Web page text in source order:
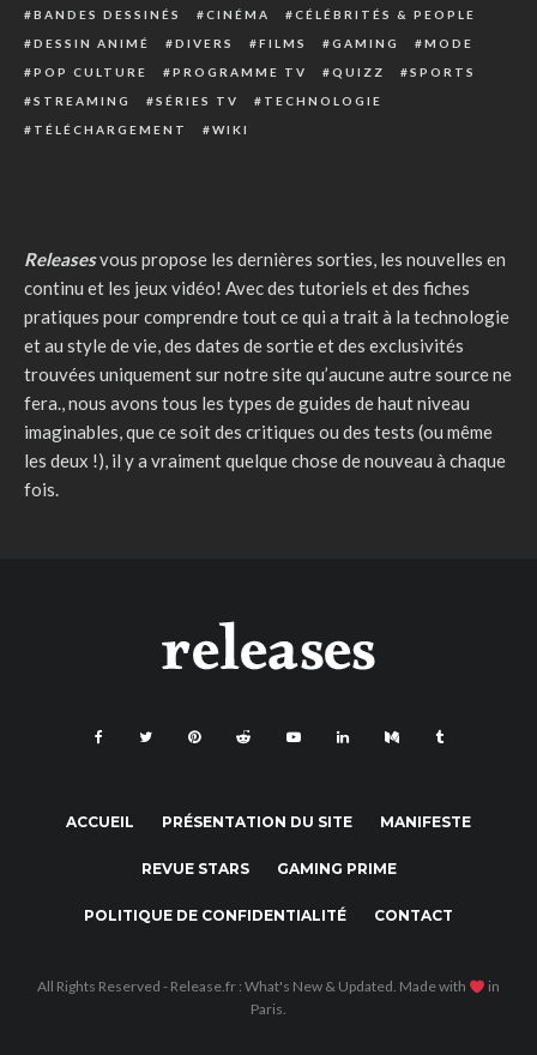
BANDES DESSINÉS
CINÉMA
CÉLÉBRITÉS & PEOPLE
DESSIN ANIMÉ
DIVERS FILMS GAMING
MODE
POP CULTURE
PROGRAMME TV QUIZZ
SPORTS
STREAMING
SÉRIES TV
TECHNOLOGIE
TÉLÉCHARGEMENT
WIKI
Releasesvous propose les dernières sorties, les nouvelles en
continu et les jeux vidéo! Avec des tutoriels et des fiches
pratiques pour comprendre tout ce qui a trait à la technologie
et au style de vie, des dates de sortie et des exclusivités
trouvées uniquement sur notre site qu’aucune autre source ne
fera., nous avons tous les types de guides de haut niveau
imaginables, que ce soit des critiques ou des tests (ou même
les deux !), il y a vraiment quelque chose de nouveau à chaque
fois.
ACCUEIL PRÉSENTATION DU SITE MANIFESTE
REVUE STARS GAMING PRIME
POLITIQUE DE CONFIDENTIALITÉ CONTACT
All Rights Reserved - Release.fr : What's New & Updated. Made with
in
Paris.